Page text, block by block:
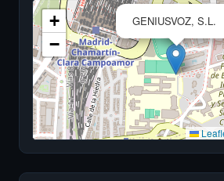
GENIUSVOZ, S.L.
+
−